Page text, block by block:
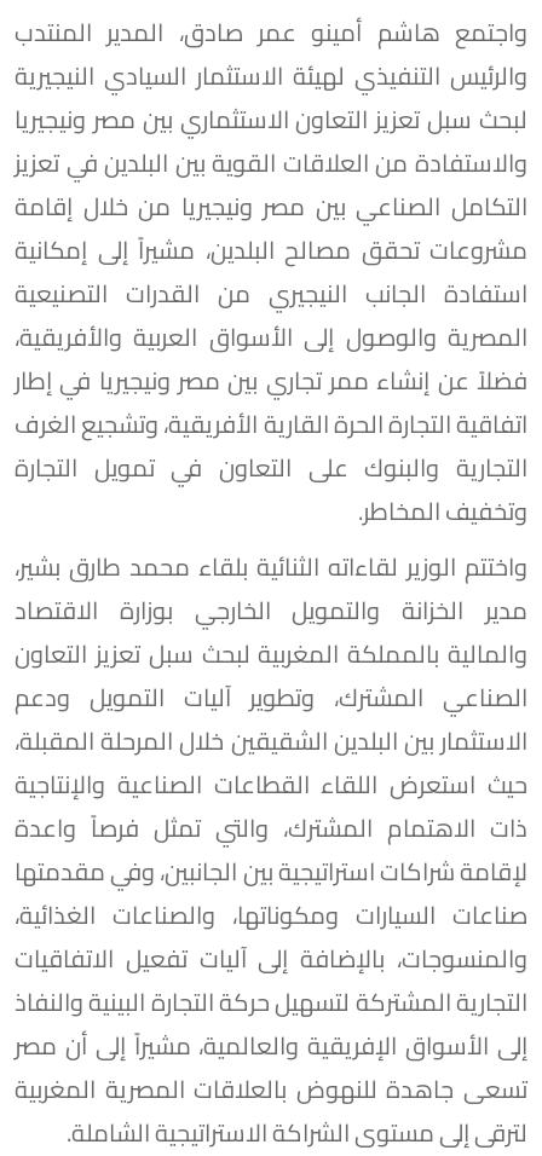
واجتمع هاشم أمينو عمر صادق، المدير المنتدب
والرئيس التنفيذي لهيئة الاستثمار السيادي النيجيرية
لبحث سبل تعزيز التعاون الاستثماري بين مصر ونيجيريا
والاستفادة من العلاقات القوية بين البلدين في تعزيز
التكامل الصناعي بين مصر ونيجيريا من خلال إقامة
مشروعات تحقق مصالح البلدين، مشيراً إلى إمكانية
استفادة الجانب النيجيري من القدرات التصنيعية
المصرية والوصول إلى الأسواق العربية والأفريقية،
فضلاً عن إنشاء ممر تجاري بين مصر ونيجيريا في إطار
اتفاقية التجارة الحرة القارية الأفريقية، وتشجيع الغرف
التجارية والبنوك على التعاون في تمويل التجارة
وتخفيف المخاطر.
واختتم الوزير لقاءاته الثنائية بلقاء محمد طارق بشير،
مدير الخزانة والتمويل الخارجي بوزارة الاقتصاد
والمالية بالمملكة المغربية لبحث سبل تعزيز التعاون
الصناعي المشترك، وتطوير آليات التمويل ودعم
الاستثمار بين البلدين الشقيقين خلال المرحلة المقبلة،
حيث استعرض اللقاء القطاعات الصناعية والإنتاجية
ذات الاهتمام المشترك، والتي تمثل فرصاً واعدة
لإقامة شراكات استراتيجية بين الجانبين، وفي مقدمتها
صناعات السيارات ومكوناتها، والصناعات الغذائية،
والمنسوجات، بالإضافة إلى آليات تفعيل الاتفاقيات
التجارية المشتركة لتسهيل حركة التجارة البينية والنفاذ
إلى الأسواق الإفريقية والعالمية، مشيراً إلى أن مصر
تسعى جاهدة للنهوض بالعلاقات المصرية المغربية
لترقى إلى مستوى الشراكة الاستراتيجية الشاملة.